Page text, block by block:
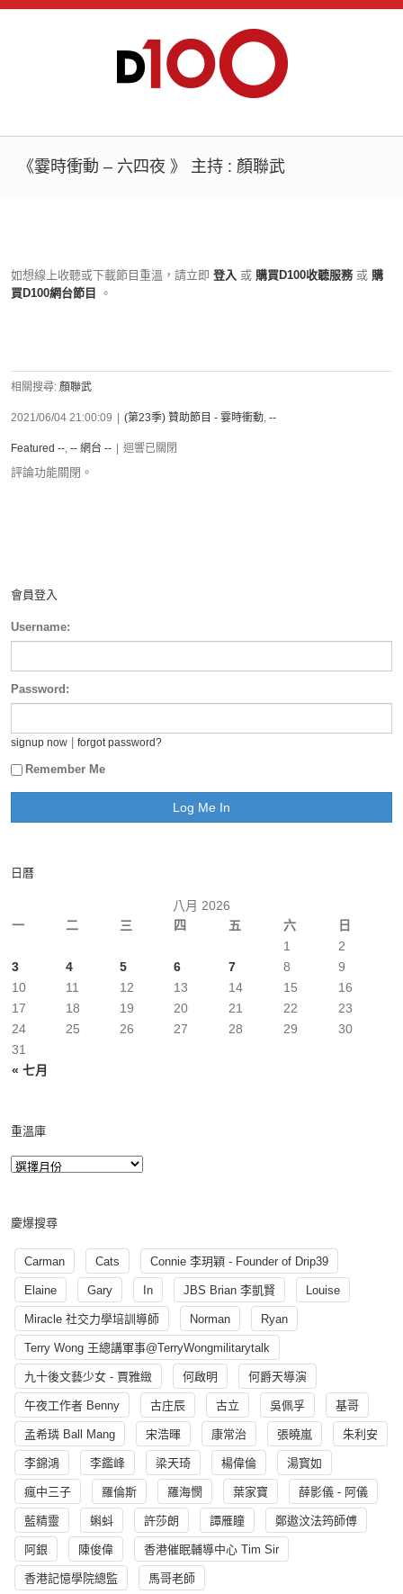
《霎時衝動 – 六四夜 》 主持 : 顏聯武
如想線上收聽或下載節目重溫，請立即 登入 或 購買D100收聽服務 或 購
買D100網台節目
。
相關搜尋: 顏聯武
2021/06/04 21:00:09 (第23季) 贊助節目 - 霎時衝動, --
Featured --, -- 網台 -- 迴響已關閉
評論功能關閉。
會員登入
Username:
Password:
signup now forgot password?
Remember Me
日曆
八月 2026
一
二 三 四 五 六 日
« 七月
1
2
3
4 5 6 7 8
9
10
11 12 13 14 15
16
17
18 19 20 21 22
23
24
25 26 27 28 29
30
31
重溫庫
慶爆搜尋
Carman Cats Connie 李玥穎 - Founder of Drip39
Elaine Gary In JBS Brian 李凱賢 Louise
Miracle 社交力學培訓導師 Norman Ryan
Terry Wong 王總講軍事@TerryWongmilitarytalk
九十後文藝少女 - 賈雅緻 何啟明 何爵天導演
午夜工作者 Benny 古庄辰 古立 吳佩孚 基哥
孟希璘 Ball Mang 宋浩暉 康常治 張曉嵐 朱利安
李錦鴻 李鑑峰 梁天琦 楊偉倫 湯寳如
瘋中三子 羅倫斯 羅海憫 葉家寶 薛影儀 - 阿儀
藍精靈 蝌蚪 許莎朗 譚雁瞳 鄭遨汶法筠師傅
阿銀 陳俊偉 香港催眠輔導中心 Tim Sir
香港記憶學院總監 馬哥老師